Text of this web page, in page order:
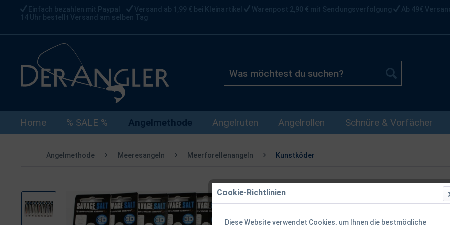
Einfach bezahlen mit Paypal Versand ab 1,99 € bei Kleinartikel Warenpost 2,90 € mit Sendungsverfolgung Ab 49€
14 Uhr bestellt Versand am selben Tag
Home % SALE % Angelmethode Angelruten Angelrollen Schnüre & Vorfächer
Angelmethode Meeresangeln Meerforellenangeln Kunstköder
Savage
12 Farben
Cookie-Richtlinien
Diese Website verwendet Cookies, um Ihnen die bestmögliche